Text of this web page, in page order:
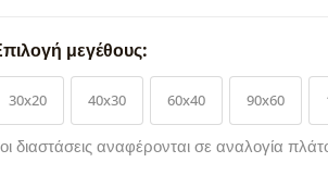
μεγέθους:
30x20 40x30 60x40 90x60
διαστάσεις αναφέρονται σε αναλογία